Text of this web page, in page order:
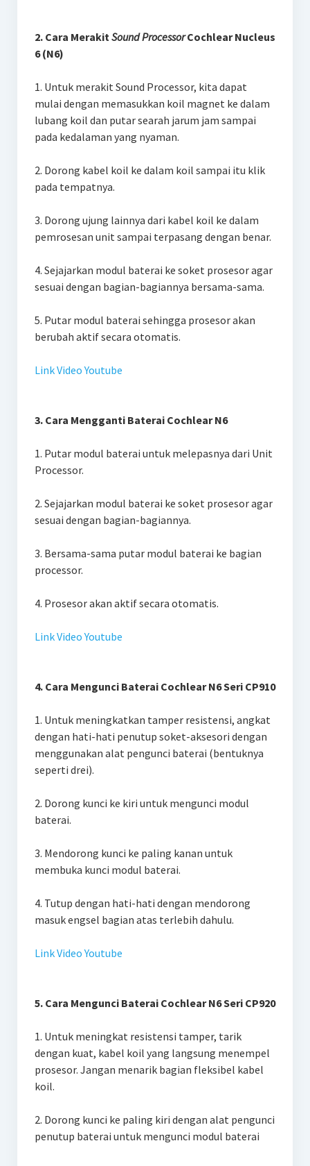
2. Cara Merakit Sound ProcessorCochlear Nucleus
6 (N6)
1. Untuk merakit Sound Processor, kita dapat
mulai dengan memasukkan koil magnet ke dalam
lubang koil dan putar searah jarum jam sampai
pada kedalaman yang nyaman.
2. Dorong kabel koil ke dalam koil sampai itu klik
pada tempatnya.
3. Dorong ujung lainnya dari kabel koil ke dalam
pemrosesan unit sampai terpasang dengan benar.
4. Sejajarkan modul baterai ke soket prosesor agar
sesuai dengan bagian-bagiannya bersama-sama.
5. Putar modul baterai sehingga prosesor akan
berubah aktif secara otomatis.
Link Video Youtube
3. Cara Mengganti Baterai Cochlear N6
1. Putar modul baterai untuk melepasnya dari Unit
Processor.
2. Sejajarkan modul baterai ke soket prosesor agar
sesuai dengan bagian-bagiannya.
3. Bersama-sama putar modul baterai ke bagian
processor.
4. Prosesor akan aktif secara otomatis.
Link Video Youtube
4. Cara Mengunci Baterai Cochlear N6 Seri CP910
1. Untuk meningkatkan tamper resistensi, angkat
dengan hati-hati penutup soket-aksesori dengan
menggunakan alat pengunci baterai (bentuknya
seperti drei).
2. Dorong kunci ke kiri untuk mengunci modul
baterai.
3. Mendorong kunci ke paling kanan untuk
membuka kunci modul baterai.
4. Tutup dengan hati-hati dengan mendorong
masuk engsel bagian atas terlebih dahulu.
Link Video Youtube
5. Cara Mengunci Baterai Cochlear N6 Seri CP920
1. Untuk meningkat resistensi tamper, tarik
dengan kuat, kabel koil yang langsung menempel
prosesor. Jangan menarik bagian fleksibel kabel
koil.
2. Dorong kunci ke paling kiri dengan alat pengunci
penutup baterai untuk mengunci modul baterai